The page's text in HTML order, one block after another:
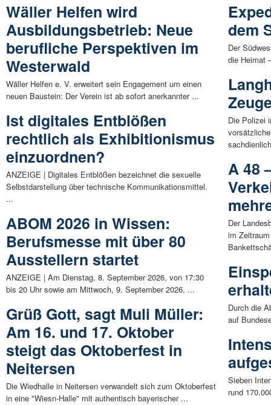
Wäller Helfen wird
Ausbildungsbetrieb: Neue
berufliche Perspektiven im
Westerwald
Wäller Helfen e. V. erweitert sein Engagement um einen
neuen Baustein: Der Verein ist ab sofort anerkannter ...
Ist digitales Entblößen
rechtlich als Exhibitionismus
einzuordnen?
ANZEIGE | Digitales Entblößen bezeichnet die sexuelle
Selbstdarstellung über technische Kommunikationsmittel.
...
ABOM 2026 in Wissen:
Berufsmesse mit über 80
Ausstellern startet
ANZEIGE | Am Dienstag, 8. September 2026, von 17:30
bis 20 Uhr sowie am Mittwoch, 9. September 2026, ...
Grüß Gott, sagt Muli Müller:
Am 16. und 17. Oktober
steigt das Oktoberfest in
Neitersen
Die Wiedhalle in Neitersen verwandelt sich zum Oktoberfest
in eine "Wiesn-Halle" mit authentisch bayerischer ...
dem
Der
die Heimat
Die Polizei
A 48
Der
im
Durch die
auf
Sieben
rund